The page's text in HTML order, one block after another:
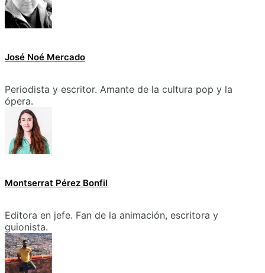
José Noé Mercado
Periodista y escritor. Amante de la cultura pop y la
ópera.
Montserrat Pérez Bonfil
Editora en jefe. Fan de la animación, escritora y
guionista.